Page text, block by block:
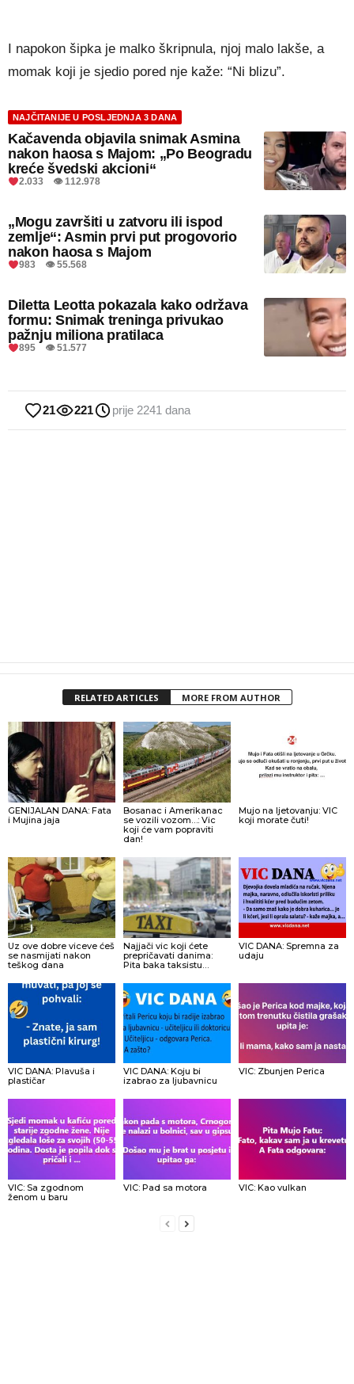
I napokon šipka je malko škripnula, njoj malo lakše, a
momak koji je sjedio pored nje kaže: “Ni blizu”.
NAJČITANIJE U POSLJEDNJA 3 DANA
Kačavenda objavila snimak Asmina
nakon haosa s Majom: „Po Beogradu
kreće švedski akcioni“
2.033 👁 112.978
„Mogu završiti u zatvoru ili ispod
zemlje“: Asmin prvi put progovorio
nakon haosa s Majom
983 👁 55.568
Diletta Leotta pokazala kako održava
formu: Snimak treninga privukao
pažnju miliona pratilaca
895 👁 51.577
21 221 prije 2241 dana
RELATED ARTICLES MORE FROM AUTHOR
GENIJALAN DANA: Fata
i Mujina jaja
Bosanac i Amerikanac
se vozili vozom…: Vic
koji će vam popraviti
dan!
Mujo na ljetovanju: VIC
koji morate čuti!
Uz ove dobre viceve ćeš
se nasmijati nakon
teškog dana
Najjači vic koji ćete
prepričavati danima:
Pita baka taksistu…
VIC DANA: Spremna za
udaju
VIC DANA: Plavuša i
plastičar
VIC DANA: Koju bi
izabrao za ljubavnicu
VIC: Zbunjen Perica
VIC: Sa zgodnom
ženom u baru
VIC: Pad sa motora VIC: Kao vulkan